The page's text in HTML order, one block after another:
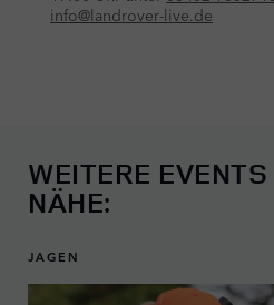
WEITERE
NÄHE:
JAGEN